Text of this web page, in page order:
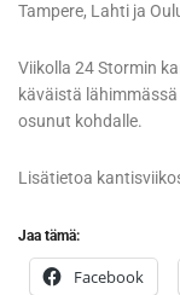
Tampere, Lahti ja
Viikolla 24 Stormin
käväistä
osunut kohdalle.
Lisätietoa
Jaa tämä:
Facebook